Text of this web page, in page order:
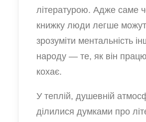
літературою. Адже саме
книжку люди легше
зрозуміти ментальність
народу — те, як він
кохає.
У теплій, душевній
ділилися думками про